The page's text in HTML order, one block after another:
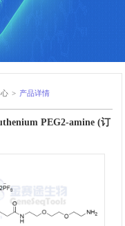
> 产品详情
PEG2-amine (订